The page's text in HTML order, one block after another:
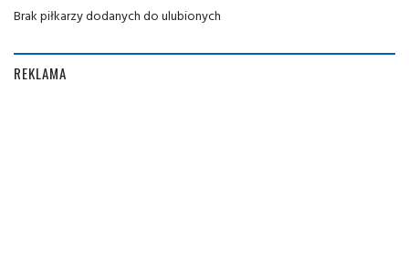
Brak piłkarzy dodanych do ulubionych
REKLAMA